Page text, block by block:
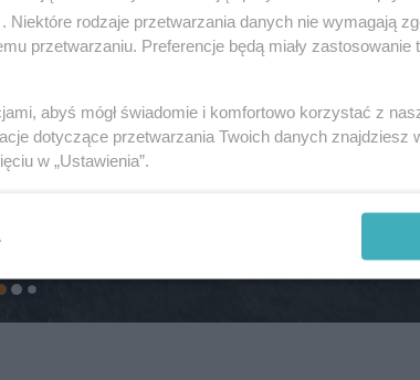
. Niektóre rodzaje przetwarzania danych nie wymagają
przetwarzaniu. Preferencje będą miały zastosowanie
abyś mógł świadomie i komfortowo korzystać z
dotyczące przetwarzania Twoich danych znajdziesz
w „Ustawienia”.